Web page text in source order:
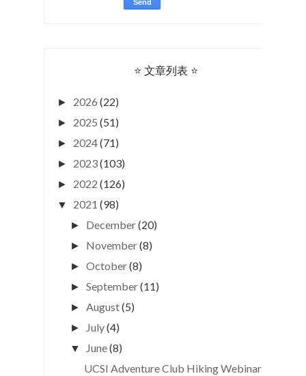
⭐ 文章列表 ⭐
► 2026 (22)
► 2025 (51)
► 2024(71)
► 2023(103)
► 2022 (126)
▼ 2021 (98)
► December(20)
► November(8)
►October(8)
►September(11)
►August(5)
► July(4)
▼ June(8)
UCSI Adventure Club Hiking Webinar 受